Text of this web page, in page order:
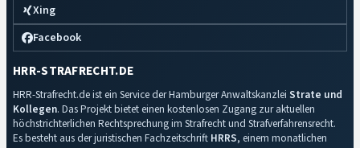
Xing
Facebook
HRR-STRAFRECHT.DE
HRR-Strafrecht.de ist ein Service der Hamburger Anwaltskanzlei Strate und
Kollegen. Das Projekt bietet einen kostenlosen Zugang zur aktuellen
höchstrichterlichen Rechtsprechung im Strafrecht und Strafverfahrensrecht.
Es besteht aus der juristischen Fachzeitschrift HRRS, einem monatlichen